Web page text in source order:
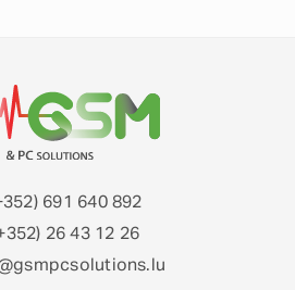
691 640 892
26 43 12 26